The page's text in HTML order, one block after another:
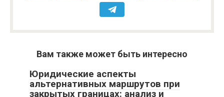
Вам также может быть интересно
Юридические аспекты
альтернативных маршрутов при
закрытых границах: анализ и